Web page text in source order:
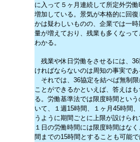
に入って５ヶ月連続して所定外労
増加している。景気が本格的に回復
かは疑わしいものの、企業では一
量が増えており、残業も多くなっ
わかる。
残業や休日労働をさせるには、
ければならないのは周知の事実であ
それでは、36協定を結べば無制
ことができるかといえば、答えは
る。労働基準法では限度時間とい
いて、１週15時間、１ヶ月45時間
うように期間ごとに上限が設けら
１日の労働時間には限度時間はな
間までの15時間とすることも可能で